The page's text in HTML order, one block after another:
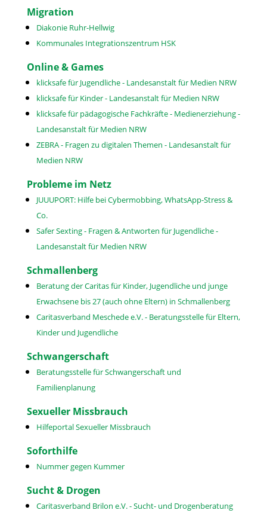
Migration
Diakonie Ruhr-Hellwig
Kommunales Integrationszentrum HSK
Online & Games
klicksafe für Jugendliche - Landesanstalt für Medien NRW
klicksafe für Kinder - Landesanstalt für Medien NRW
klicksafe für pädagogische Fachkräfte - Medienerziehung -
Landesanstalt für Medien NRW
ZEBRA - Fragen zu digitalen Themen - Landesanstalt für
Medien NRW
Probleme im Netz
JUUUPORT: Hilfe bei Cybermobbing, WhatsApp-Stress &
Co.
Safer Sexting - Fragen & Antworten für Jugendliche -
Landesanstalt für Medien NRW
Schmallenberg
Beratung der Caritas für Kinder, Jugendliche und junge
Erwachsene bis 27 (auch ohne Eltern) in Schmallenberg
Caritasverband Meschede e.V. - Beratungsstelle für Eltern,
Kinder und Jugendliche
Schwangerschaft
Beratungsstelle für Schwangerschaft und
Familienplanung
Sexueller Missbrauch
Hilfeportal Sexueller Missbrauch
Soforthilfe
Nummer gegen Kummer
Sucht & Drogen
Caritasverband Brilon e.V. - Sucht- und Drogenberatung